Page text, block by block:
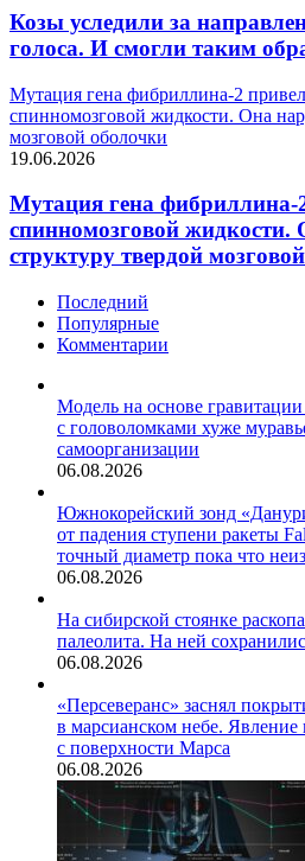
Козы уследили за
голоса. И смогли таким
Мутация гена фибриллина-2
спинномозговой жидкости. Она
мозговой оболочки
19.06.2026
Мутация гена фибриллина-
спинномозговой жидкости.
структуру твердой
Последний
Популярные
Комментарии
Модель на основе гравитации
с головоломками хуже
самоорганизации
06.08.2026
Южнокорейский зонд
от падения ступени ракеты
точный диаметр пока что
06.08.2026
На сибирской стоянке
палеолита. На ней
06.08.2026
«Персеверанс» заснял
в марсианском небе.
с поверхности Марса
06.08.2026